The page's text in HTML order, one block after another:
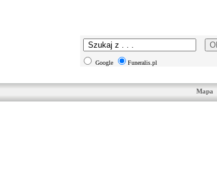
Google Funeralis.pl
Mapa